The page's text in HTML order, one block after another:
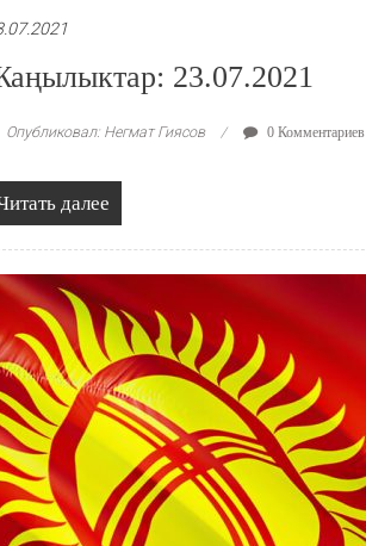
23.07.2021
Опубликовал: Негмат Гиясов 0 Комментариев
далее